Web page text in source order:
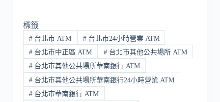
標籤
#台北市 ATM #台北市24小時營業 ATM
#台北市中正區 ATM #台北市其他公共場所 ATM
#台北市其他公共場所華南銀行 ATM
#台北市其他公共場所華南銀行24小時營業 ATM
#台北市華南銀行 ATM